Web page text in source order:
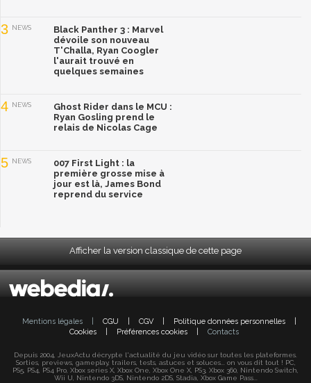
3 NEWS
Black Panther 3 : Marvel
dévoile son nouveau
T'Challa, Ryan Coogler
l'aurait trouvé en
quelques semaines
4 NEWS
Ghost Rider dans le MCU :
Ryan Gosling prend le
relais de Nicolas Cage
5 NEWS
007 First Light : la
première grosse mise à
jour est là, James Bond
reprend du service
Afficher la version classique de cette page
Mentions légales CGU CGV Politique données personnelles
Cookies
Préférences cookies Contacts
Depuis 2004, JeuxActu décrypte l'actualité du jeu vidéo sur toutes les plateformes.
Sorties, previews, gameplay, trailers, tests, astuces et soluces... on vous dit tout ! PC,
PS5, PS4, PS4 Pro, Xbox series X, Xbox One, Xbox One X, PS3, Xbox 360, Nintendo Switch,
Wii U, Nintendo 3DS, Nintendo 2DS, Stadia, Xbox Game Pass...